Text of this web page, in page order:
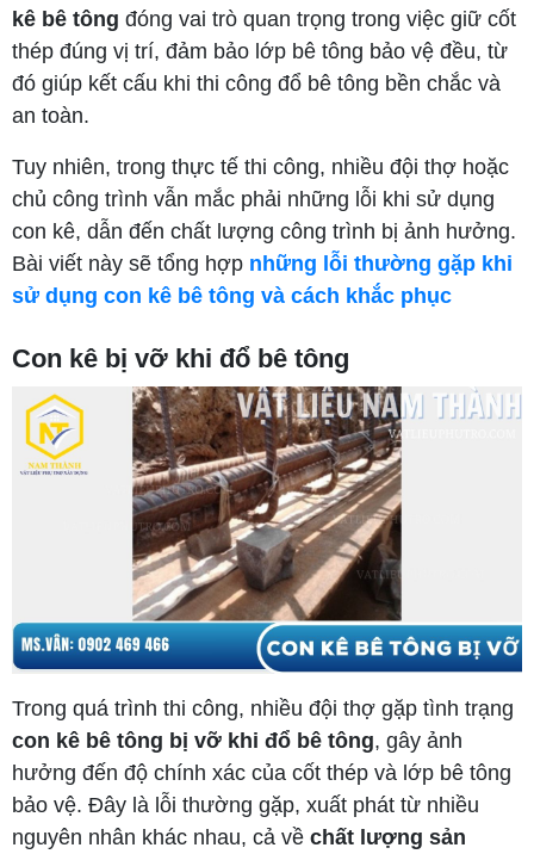
kê bê tông đóng vai trò quan trọng trong việc giữ cốt
thép đúng vị trí, đảm bảo lớp bê tông bảo vệ đều, từ
đó giúp kết cấu khi thi công đổ bê tông bền chắc và
an toàn.
Tuy nhiên, trong thực tế thi công, nhiều đội thợ hoặc
chủ công trình vẫn mắc phải những lỗi khi sử dụng
con kê, dẫn đến chất lượng công trình bị ảnh hưởng.
Bài viết này sẽ tổng hợp những lỗi thường gặp khi
sử dụng con kê bê tông và cách khắc phục
Con kê bị vỡ khi đổ bê tông
Trong quá trình thi công, nhiều đội thợ gặp tình trạng
con kê bê tông bị vỡ khi đổ bê tông, gây ảnh
hưởng đến độ chính xác của cốt thép và lớp bê tông
bảo vệ. Đây là lỗi thường gặp, xuất phát từ nhiều
nguyên nhân khác nhau, cả về chất lượng sản